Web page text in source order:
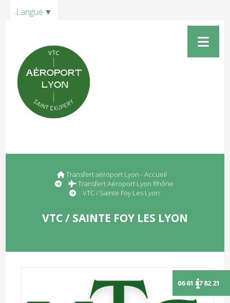
Transfert aéroport Lyon - Accueil
Transfert Aéroport Lyon Rhône
VTC / Sainte Foy Les Lyon
VTC / SAINTE FOY LES LYON
Langue ▼